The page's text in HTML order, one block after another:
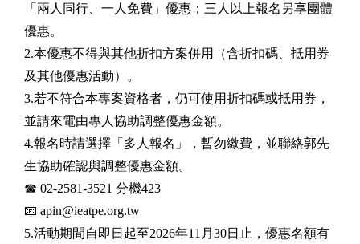
「兩人同行、一人免費」優惠；三人以上報名另享團體
優惠。
2.本優惠不得與其他折扣方案併用（含折扣碼、抵用券
及其他優惠活動）。
3.若不符合本專案資格者，仍可使用折扣碼或抵用券，
並請來電由專人協助調整優惠金額。
4.報名時請選擇「多人報名」，暫勿繳費，並聯絡郭先
生協助確認與調整優惠金額。
☎ 02-2581-3521 分機423
📧 apin@ieatpe.org.tw
5.活動期間自即日起至2026年11月30日止，優惠名額有